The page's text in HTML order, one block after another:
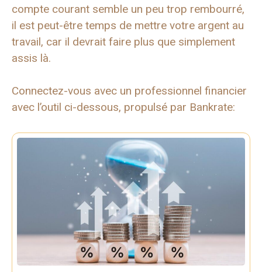
compte courant semble un peu trop rembourré,
il est peut-être temps de mettre votre argent au
travail, car il devrait faire plus que simplement
assis là.
Connectez-vous avec un professionnel financier
avec l’outil ci-dessous, propulsé par Bankrate: